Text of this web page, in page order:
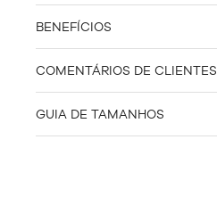
BENEFÍCIOS
COMENTÁRIOS DE CLIENTES
GUIA DE TAMANHOS